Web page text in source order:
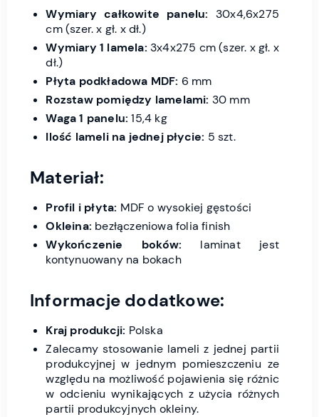
Wymiary całkowite panelu: 30x4,6x275
cm (szer. x gł. x dł.)
Wymiary 1 lamela: 3x4x275 cm (szer. x gł. x
dł.)
Płyta podkładowa MDF: 6 mm
Rozstaw pomiędzy lamelami: 30 mm
Waga 1 panelu: 15,4 kg
Ilość lameli na jednej płycie: 5 szt.
Materiał:
Profil i płyta: MDF o wysokiej gęstości
Okleina: bezłączeniowa folia finish
Wykończenie boków: laminat jest
kontynuowany na bokach
Informacje dodatkowe:
Kraj produkcji: Polska
Zalecamy stosowanie lameli z jednej partii
produkcyjnej w jednym pomieszczeniu ze
względu na możliwość pojawienia się różnic
w odcieniu wynikających z użycia różnych
partii produkcyjnych okleiny.